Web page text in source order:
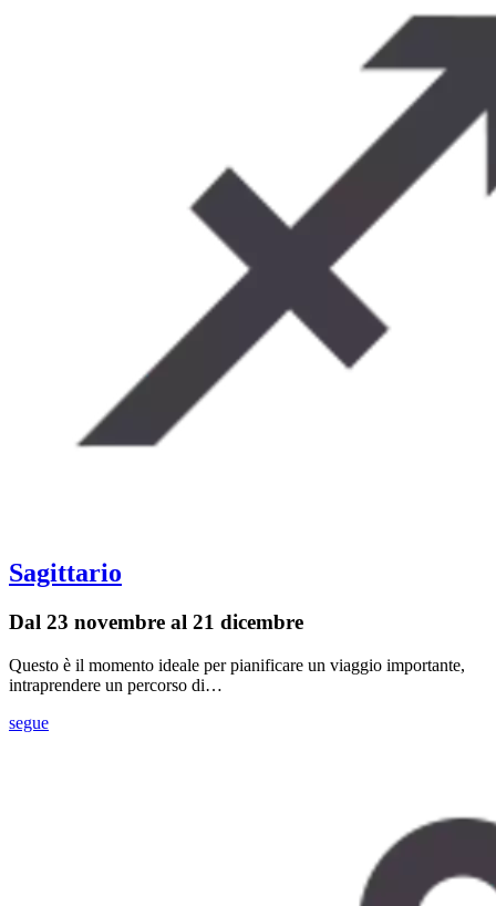
Sagittario
Dal 23 novembre al 21 dicembre
Questo è il momento ideale per pianificare un viaggio importante,
intraprendere un percorso di…
segue